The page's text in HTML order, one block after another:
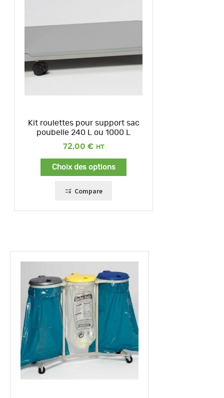
Kit roulettes pour support sac
poubelle 240 L ou 1000 L
72,00 €
Choix des options
Compare